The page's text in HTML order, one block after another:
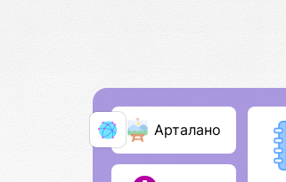
Арталано